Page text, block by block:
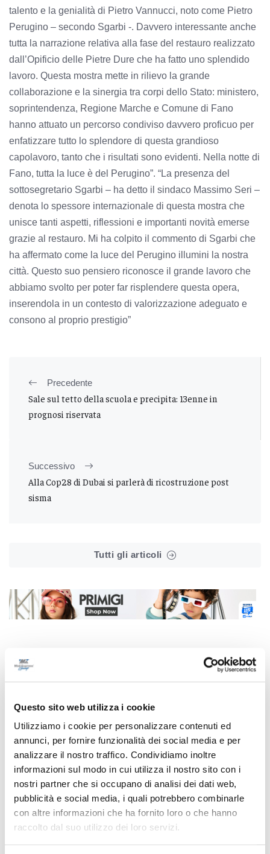
Questo sito web utilizza i cookie
Utilizziamo i cookie per personalizzare contenuti ed
annunci, per fornire funzionalità dei social media e per
analizzare il nostro traffico. Condividiamo inoltre
informazioni sul modo in cui utilizza il nostro sito con i
nostri partner che si occupano di analisi dei dati web,
pubblicità e social media, i quali potrebbero combinarle
con altre informazioni che ha fornito loro o che hanno
raccolto dal suo utilizzo dei loro servizi.
talento e la genialità di Pietro Vannucci, noto come Pietro
Perugino – secondo Sgarbi -. Davvero interessante anche
tutta la narrazione relativa alla fase del restauro realizzato
dall’Opificio delle Pietre Dure che ha fatto uno splendido
lavoro. Questa mostra mette in rilievo la grande
collaborazione e la sinergia tra corpi dello Stato: ministero,
soprintendenza, Regione Marche e Comune di Fano
hanno attuato un percorso condiviso davvero proficuo per
enfatizzare tutto lo splendore di questa grandioso
capolavoro, tanto che i risultati sono evidenti. Nella notte di
Fano, tutta la luce è del Perugino”. “La presenza del
sottosegretario Sgarbi – ha detto il sindaco Massimo Seri –
denota lo spessore internazionale di questa mostra che
unisce tanti aspetti, riflessioni e importanti novità emerse
grazie al restauro. Mi ha colpito il commento di Sgarbi che
ha affermato come la luce del Perugino illumini la nostra
città. Questo suo pensiero riconosce il grande lavoro che
abbiamo svolto per poter far risplendere questa opera,
inserendola in un contesto di valorizzazione adeguato e
consono al proprio prestigio”
Precedente
Sale sul tetto della scuola e precipita: 13enne in
prognosi riservata
Successivo
Alla Cop28 di Dubai si parlerà di ricostruzione post
sisma
Tutti gli articoli
Correlati